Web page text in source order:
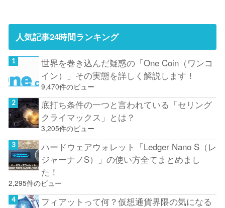
人気記事24時間ランキング
世界を巻き込んだ疑惑の「One Coin（ワンコ
イン）」その実態を詳しく解説します！
9,470件のビュー
底打ち条件の一つと言われている「セリング
クライマックス」とは？
3,205件のビュー
ハードウェアウォレット「Ledger Nano S（レ
ジャーナノS）」の使い方全てまとめまし
た！
2,295件のビュー
フィアットって何？仮想通貨界隈の気になる